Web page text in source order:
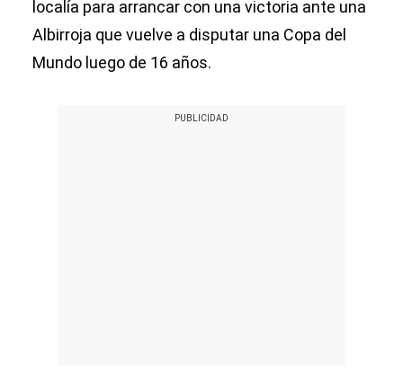
localía para arrancar con una victoria ante una
Albirroja que vuelve a disputar una Copa del
Mundo luego de 16 años.